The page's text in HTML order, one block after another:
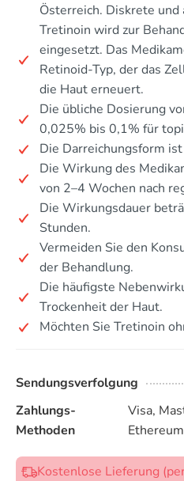
Österreich. Diskrete und
Tretinoin wird zur
eingesetzt. Das
Retinoid-Typ, der das
die Haut erneuert.
Die übliche Dosierung
0,025% bis 0,1% für
Die Darreichungsform
Die Wirkung des
von 2–4 Wochen nach
Die Wirkungsdauer
Stunden.
Vermeiden Sie den
der Behandlung.
Die häufigste
Trockenheit der Haut.
Möchten Sie Tretinoin
Sendungsverfolgung
Zahlungs-
Methoden
Visa,
Ethereum
Kostenlose Lieferung